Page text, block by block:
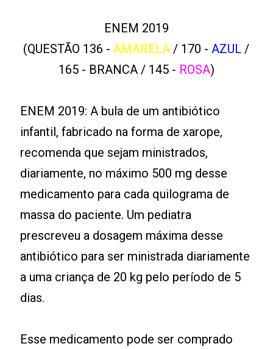
ENEM 2019
(QUESTÃO 136 -AMARELA / 170 -AZUL /
165 - BRANCA / 145 - ROSA)
ENEM 2019: A bula de um antibiótico
infantil, fabricado na forma de xarope,
recomenda que sejam ministrados,
diariamente, no máximo 500 mg desse
medicamento para cada quilograma de
massa do paciente. Um pediatra
prescreveu a dosagem máxima desse
antibiótico para ser ministrada diariamente
a uma criança de 20 kg pelo período de 5
dias.
Esse medicamento pode ser comprado